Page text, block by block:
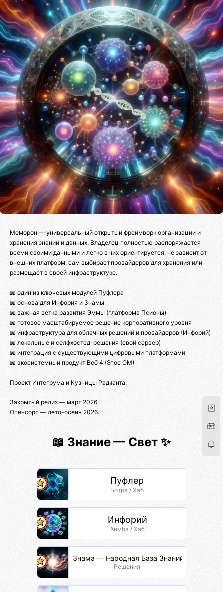
Меморон — универсальный открытый фреймворк организации и
хранения знаний и данных. Владелец полностью распоряжается
всеми своими данными и легко в них ориентируется, не зависит от
внешних платформ, сам выбирает провайдеров для хранения или
размещает в своей инфраструктуре.
📖 один из ключевых модулей Пуфлера
📖 основа для Инфория и Знамы
📖 важная ветка развития Эммы (платформа Псионы)
📖 готовое масштабируемое решение корпоративного уровня
📖 инфраструктура для облачных решений и провайдеров (Инфорий)
📖 локальные и селфхостед-решения (свой сервер)
📖 интеграция с существующими цифровыми платформами
📖 экосистемный продукт Веб 4 (Эпос ОМ)
Проект Интегрума и Кузницы Радианта.
Закрытый релиз — март 2026.
Опенсорс — лето-осень 2026.
📖 Знание — Свет ✨
Пуфлер
Ботра / Хаб
Инфорий
Аимба / Хаб
Знама — Народная База Знаний
Решения